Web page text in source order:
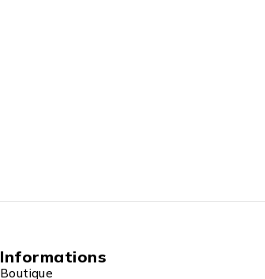
Informations
Boutique